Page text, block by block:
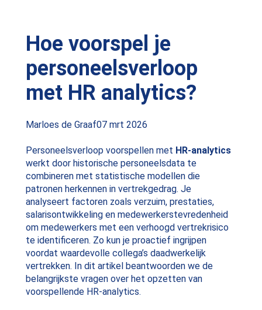
Hoe voorspel je
personeelsverloop
met HR analytics?
Posted
Marloes de Graaf07 mrt 2026
Personeelsverloop voorspellen met HR-analytics
werkt door historische personeelsdata te
combineren met statistische modellen die
patronen herkennen in vertrekgedrag. Je
analyseert factoren zoals verzuim, prestaties,
salarisontwikkeling en medewerkerstevredenheid
om medewerkers met een verhoogd vertrekrisico
te identificeren. Zo kun je proactief ingrijpen
voordat waardevolle collega’s daadwerkelijk
vertrekken. In dit artikel beantwoorden we de
belangrijkste vragen over het opzetten van
voorspellende HR-analytics.